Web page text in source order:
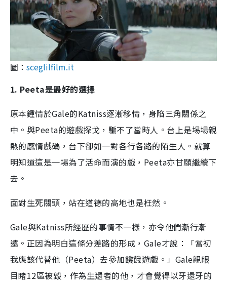
圖： sceglilfilm.it
1. Peeta是最好的選擇
原本鍾情於Gale的Katniss逐漸移情，身陷三角關係之
中。與Peeta的遊戲探戈，騙不了當時人。台上是埸場親
熱的感情戲碼，台下卻如一對各行各路的陌生人。就算
明知道這是一場為了活命而演的戲，Peeta亦甘願繼續下
去。
面對生死關頭，站在道德的高地也是枉然。
Gale與Katniss所經歷的事情不一樣，亦令他們漸行漸
遠。正因為明白這條分差路的形成，Gale才說：「當初
我應該代替他（Peeta）去參加饑餓遊戲。」Gale親眼
目睹12區被毀，作為生還者的他，才會覺得以牙還牙的